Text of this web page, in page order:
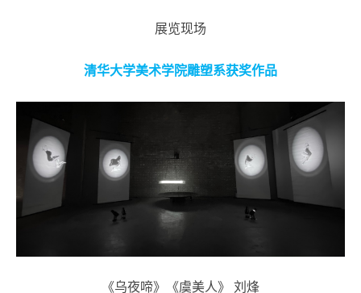
展览现场
清华大学美术学院雕塑系获奖作品
《乌夜啼》《虞美人》 刘烽